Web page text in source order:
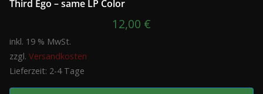
Third Ego – same LP Color
12,00 €
inkl. 19 % MwSt.
zzgl. Versandkosten
Lieferzeit: 2-4 Tage